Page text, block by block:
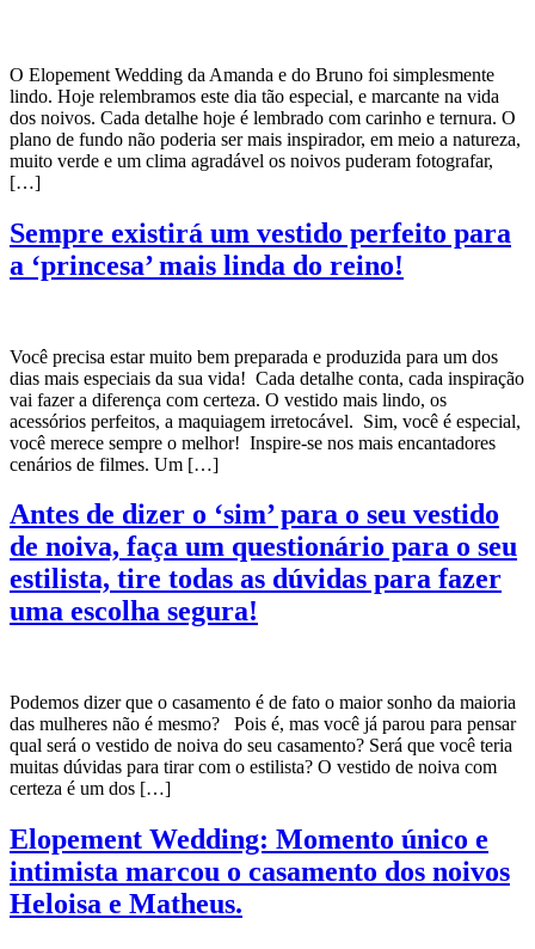
O Elopement Wedding da Amanda e do Bruno foi simplesmente
lindo. Hoje relembramos este dia tão especial, e marcante na vida
dos noivos. Cada detalhe hoje é lembrado com carinho e ternura. O
plano de fundo não poderia ser mais inspirador, em meio a natureza,
muito verde e um clima agradável os noivos puderam fotografar,
[…]
Sempre existirá um vestido perfeito para
a ‘princesa’ mais linda do reino!
Você precisa estar muito bem preparada e produzida para um dos
dias mais especiais da sua vida! Cada detalhe conta, cada inspiração
vai fazer a diferença com certeza. O vestido mais lindo, os
acessórios perfeitos, a maquiagem irretocável. Sim, você é especial,
você merece sempre o melhor! Inspire-se nos mais encantadores
cenários de filmes. Um […]
Antes de dizer o ‘sim’ para o seu vestido
de noiva, faça um questionário para o seu
estilista, tire todas as dúvidas para fazer
uma escolha segura!
Podemos dizer que o casamento é de fato o maior sonho da maioria
das mulheres não é mesmo? Pois é, mas você já parou para pensar
qual será o vestido de noiva do seu casamento? Será que você teria
muitas dúvidas para tirar com o estilista? O vestido de noiva com
certeza é um dos […]
Elopement Wedding: Momento único e
intimista marcou o casamento dos noivos
Heloisa e Matheus.